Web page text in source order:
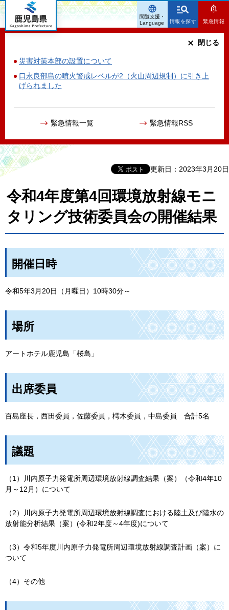
鹿児島県
情報を探す 緊急情報
災害対策本部の設置について
口永良部島の噴火警戒レベルが2（火山周辺規制）に引き上
げられました
緊急情報一覧 緊急情報RSS
閉じる
閲覧支援・
Language
更新日：2023年3月20日
令和4年度第4回環境放射線モニ
タリング技術委員会の開催結果
開催日時
令和5年3月20日（月曜日）10時30分～
場所
アートホテル鹿児島「桜島」
出席委員
百島座長，西田委員，佐藤委員，樗木委員，中島委員 合計5名
議題
（1）川内原子力発電所周辺環境放射線調査結果（案）（令和4年10
月～12月）について
（2）川内原子力発電所周辺環境放射線調査における陸土及び陸水の
放射能分析結果（案）(令和2年度～4年度)について
（3）令和5年度川内原子力発電所周辺環境放射線調査計画（案）に
ついて
（4）その他